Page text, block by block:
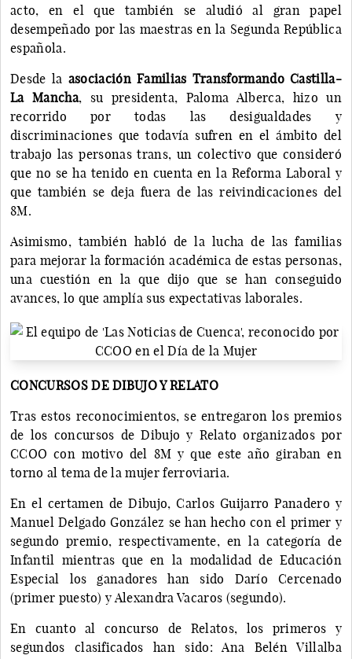
acto, en el que también se aludió al gran papel
desempeñado por las maestras en la Segunda República
española.
Desde la asociación Familias Transformando Castilla-
La Mancha, su presidenta, Paloma Alberca, hizo un
recorrido por todas las desigualdades y
discriminaciones que todavía sufren en el ámbito del
trabajo las personas trans, un colectivo que consideró
que no se ha tenido en cuenta en la Reforma Laboral y
que también se deja fuera de las reivindicaciones del
8M.
Asimismo, también habló de la lucha de las familias
para mejorar la formación académica de estas personas,
una cuestión en la que dijo que se han conseguido
avances, lo que amplía sus expectativas laborales.
CONCURSOS DE DIBUJO Y RELATO
Tras estos reconocimientos, se entregaron los premios
de los concursos de Dibujo y Relato organizados por
CCOO con motivo del 8M y que este año giraban en
torno al tema de la mujer ferroviaria.
En el certamen de Dibujo, Carlos Guijarro Panadero y
Manuel Delgado González se han hecho con el primer y
segundo premio, respectivamente, en la categoría de
Infantil mientras que en la modalidad de Educación
Especial los ganadores han sido Darío Cercenado
(primer puesto) y Alexandra Vacaros (segundo).
En cuanto al concurso de Relatos, los primeros y
segundos clasificados han sido: Ana Belén Villalba